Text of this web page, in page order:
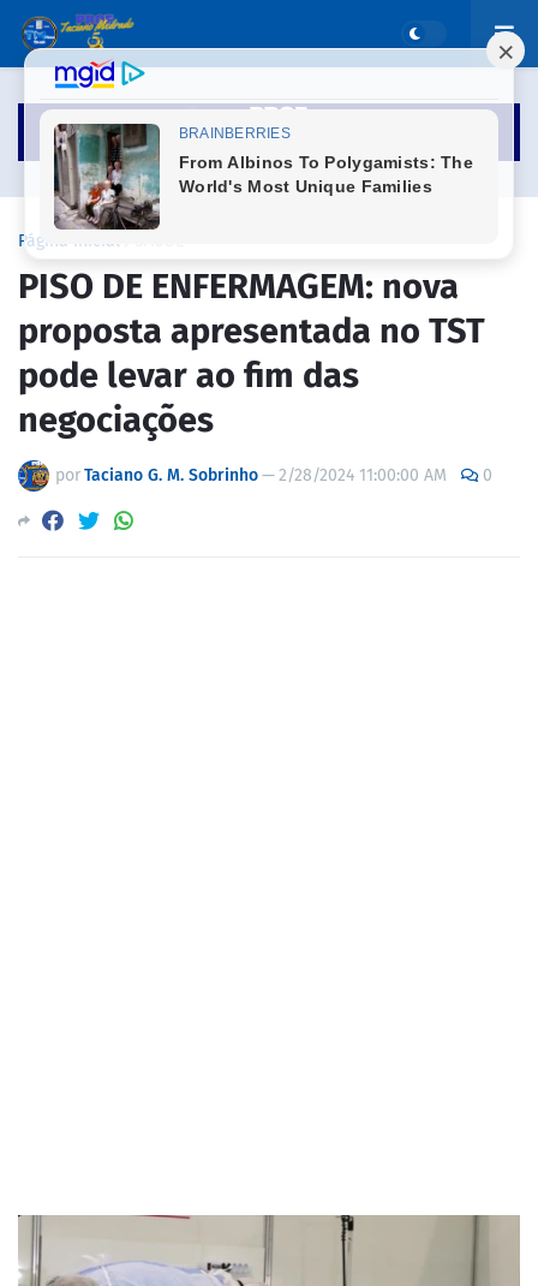
Página inicial
PISO DE ENFERMAGEM: nova
proposta apresentada no TST
pode levar ao fim das
negociações
porTaciano G. M. Sobrinho—2/28/2024 11:00:00 AM 0